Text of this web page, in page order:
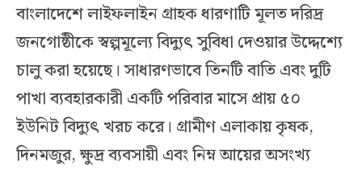
বাংলাদেশে লাইফলাইন গ্রাহক ধারণাটি মূলত দরিদ্র
জনগোষ্ঠীকে স্বল্পমূল্যে বিদ্যুৎ সুবিধা দেওয়ার উদ্দেশ্যে
চালু করা হয়েছে। সাধারণভাবে তিনটি বাতি এবং দুটি
পাখা ব্যবহারকারী একটি পরিবার মাসে প্রায় ৫০
ইউনিট বিদ্যুৎ খরচ করে। গ্রামীণ এলাকায় কৃষক,
দিনমজুর, ক্ষুদ্র ব্যবসায়ী এবং নিম্ন আয়ের অসংখ্য